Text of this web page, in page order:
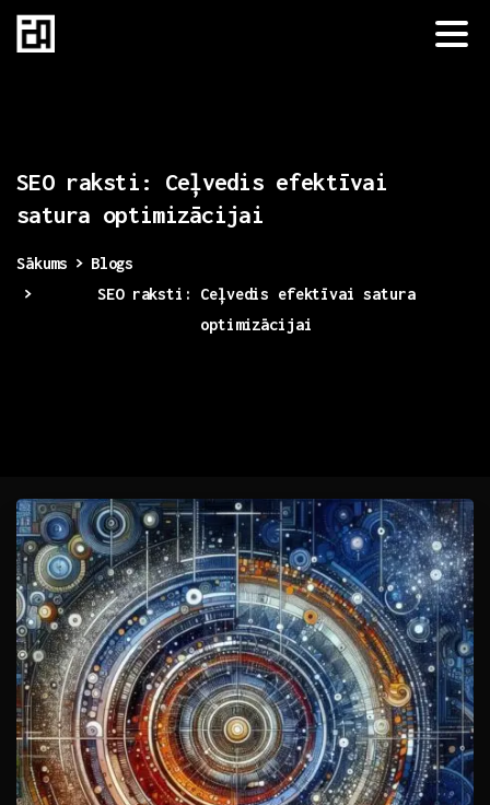
SEO raksti: Ceļvedis efektīvai
satura optimizācijai
Sākums
Blogs
SEO raksti: Ceļvedis efektīvai satura
optimizācijai